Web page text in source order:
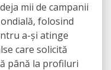
mii de campanii
folosind
a-și atinge
care solicită
până la profiluri